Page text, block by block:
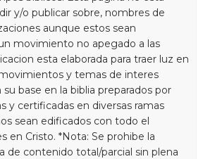
y/o publicar sobre, nombres de
aunque estos sean
movimiento no apegado a las
esta elaborada para traer luz en
y temas de interes
base en la biblia preparados por
y certificadas en diversas ramas
sean edificados con todo el
en Cristo. *Nota: Se prohibe la
de contenido total/parcial sin plena